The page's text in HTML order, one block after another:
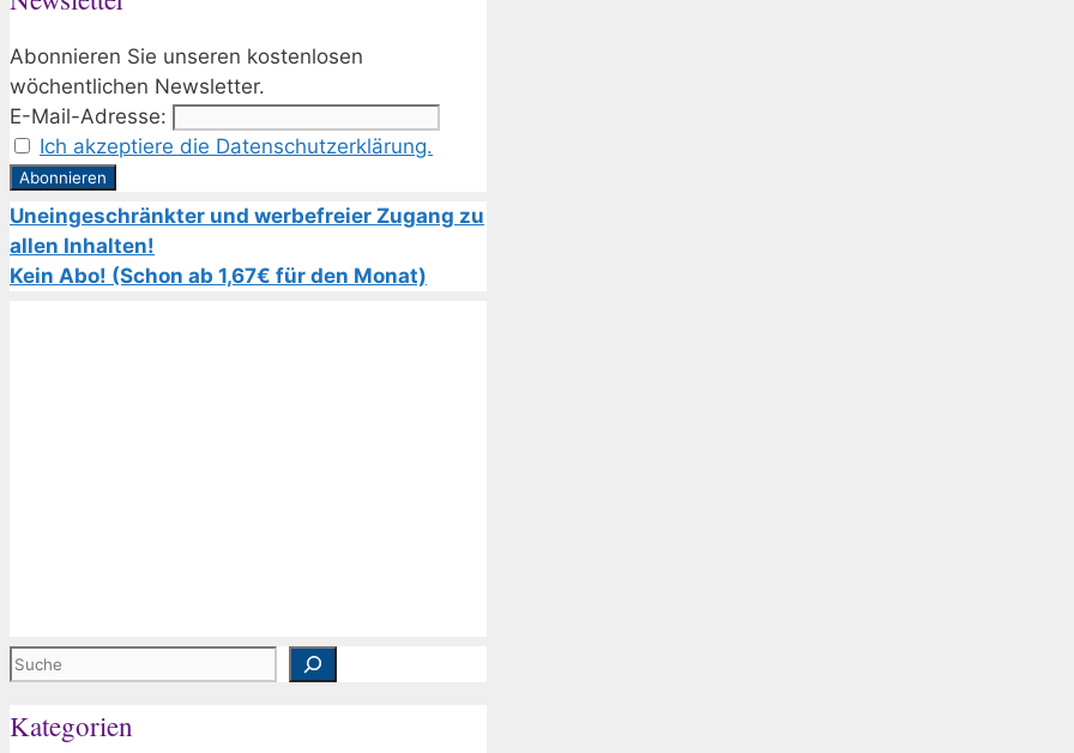
Abonnieren Sie unseren kostenlosen
wöchentlichen Newsletter.
E-Mail-Adresse:
Ich akzeptiere die Datenschutzerklärung.
Uneingeschränkter und werbefreier Zugang zu
allen Inhalten!
Kein Abo! (Schon ab 1,67€ für den Monat)
Suchen
Kategorien